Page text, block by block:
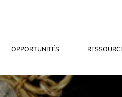
OPPORTUNITÉS